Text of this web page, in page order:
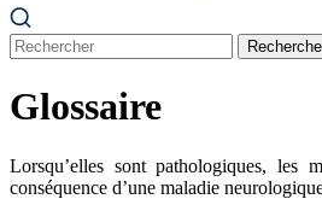
Glossaire
Lorsqu’elles sont pathologiques, les
conséquence d’une maladie